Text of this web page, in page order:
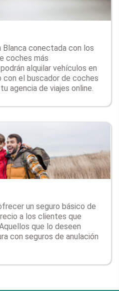
Blanca conectada con los
coches más
alquilar vehículos en
con el buscador de coches
agencia de viajes online.
un seguro básico de
a los clientes que
que lo deseen
con seguros de anulación